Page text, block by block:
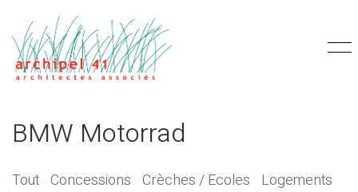
BMW Motorrad
Tout Concessions Crèches / Ecoles Logements